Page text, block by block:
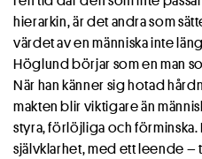
hierarkin, är det andra som
värdet av en människa inte
Höglund börjar som en man
När han känner sig hotad
makten blir viktigare än
styra, förlöjliga och
självklarhet, med ett leende –